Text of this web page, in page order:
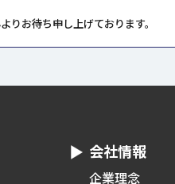
りお待ち申し上げております。
会社情報
企業理念